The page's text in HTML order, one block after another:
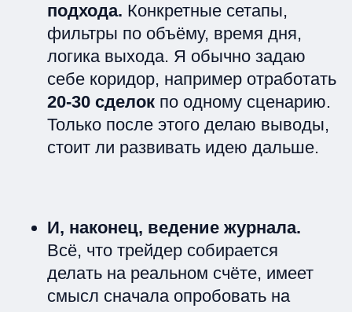
подхода. Конкретные сетапы,
фильтры по объёму, время дня,
логика выхода. Я обычно задаю
себе коридор, например отработать
20-30 сделок по одному сценарию.
Только после этого делаю выводы,
стоит ли развивать идею дальше.
И, наконец, ведение журнала.
Всё, что трейдер собирается
делать на реальном счёте, имеет
смысл сначала опробовать на